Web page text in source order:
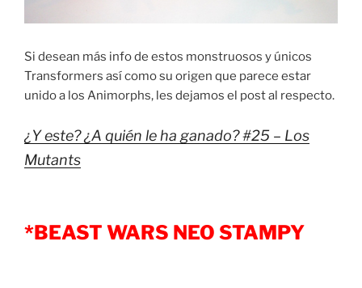
Si desean más info de estos monstruosos y únicos
Transformers así como su origen que parece estar
unido a los Animorphs, les dejamos el post al respecto.
¿Y este? ¿A quién le ha ganado? #25 – Los
Mutants
*BEAST WARS NEO STAMPY